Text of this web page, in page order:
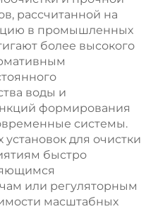
рассчитанной на
в промышленных
более высокого
воды и
формирования
системы.
для очистки
быстро
или регуляторным
масштабных